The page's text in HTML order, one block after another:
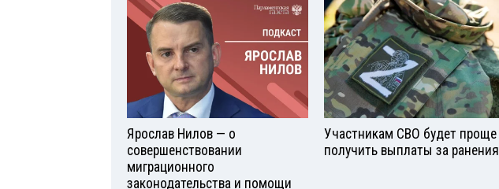
Ярослав Нилов — о
совершенствовании
миграционного
законодательства и помощи
Участникам СВО будет проще
получить выплаты за ранения